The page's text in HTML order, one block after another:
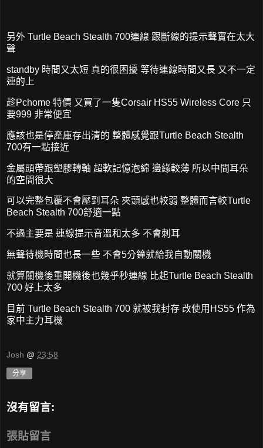
另外 Turtle Beach Stealth 700連線 跟斷線的提示聲實在太大
聲
standby 時間又太短 真的很困擾 等待連線時間又長 又不一定
連的上
趁Pchome 特價 又買了一隻Corsair HS55 Wireless Core 只
要999 非常便宜
應該也是停產庫存出清的 整體感覺跟Turtle Beach Stealth
700有一點接近
金屬頭帶跟塑膠轉軸 超軟記憶泡綿 邊緣較薄 所以中間耳朵
的空間很大
可以完整包覆不會壓到耳朵 夾頭感也較弱 整體而言較Turtle
Beach Stealth 700舒適一點
不過主要是 連線提示音溫和太多 不會刺耳
無聲待機時間也長一些 不會5分鐘就給我自動關機
就算關機後重開機後也幾乎秒連線 比起Turtle Beach Stealth
700 好上太多
目前 Turtle Beach Stealth 700 就被我封存 改使用HS55 作為
家中主力耳機
Josh @ 23:58
分享
沒有留言:
張貼留言